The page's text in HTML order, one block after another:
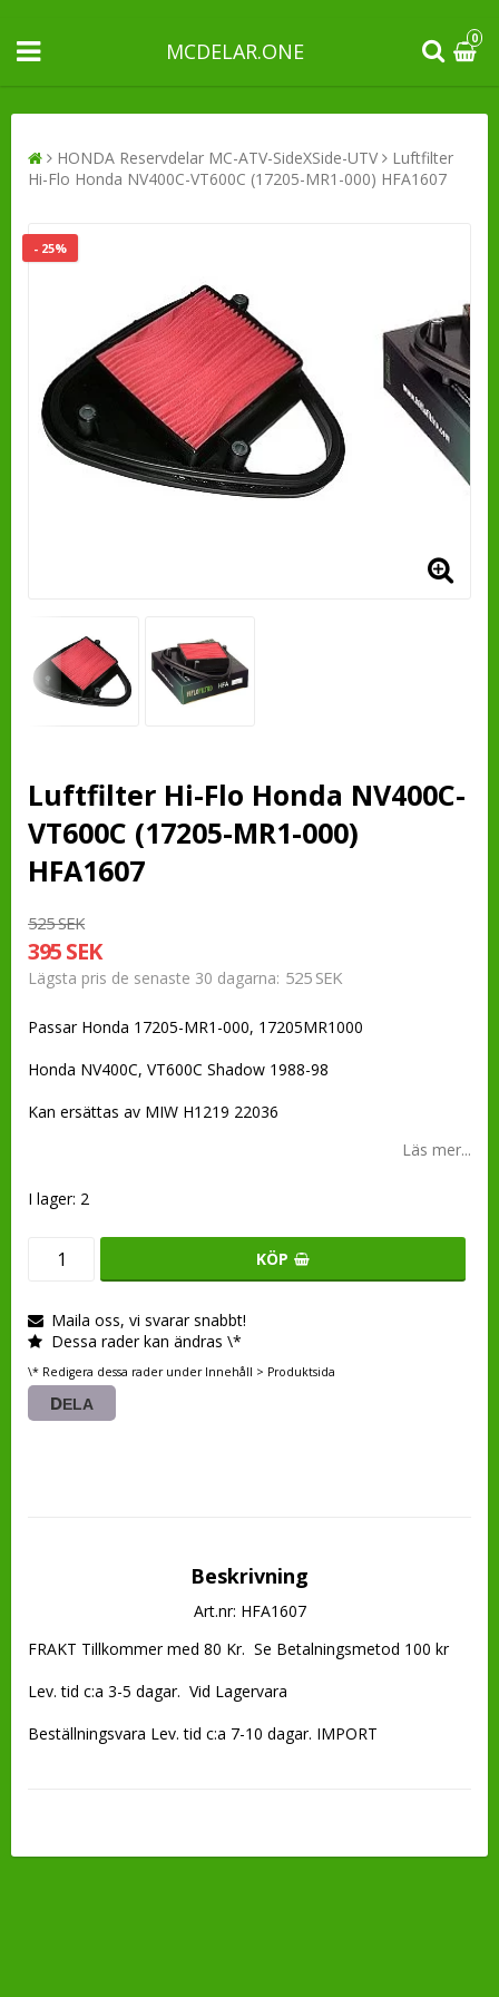
MCDELAR.ONE
0
HONDA Reservdelar MC-ATV-SideXSide-UTV
Luftfilter
Hi-Flo Honda NV400C-VT600C (17205-MR1-000) HFA1607
- 25%
Luftfilter Hi-Flo Honda NV400C-
VT600C (17205-MR1-000)
HFA1607
525 SEK
395 SEK
Lägsta pris de senaste 30 dagarna 525 SEK
Passar Honda 17205-MR1-000, 17205MR1000
Honda NV400C, VT600C Shadow 1988-98
Kan ersättas av MIW H1219 22036
Läs mer...
I lager: 2
KÖP
Maila oss, vi svarar snabbt!
Dessa rader kan ändras \*
\* Redigera dessa rader under Innehåll > Produktsida
DELA
Beskrivning
Art.nr: HFA1607
FRAKT Tillkommer med 80 Kr.  Se Betalningsmetod 100 kr
Lev. tid c:a 3-5 dagar.  Vid Lagervara
Beställningsvara Lev. tid c:a 7-10 dagar. IMPORT